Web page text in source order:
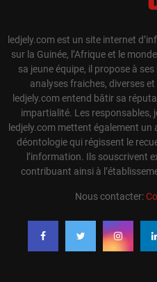
ledjely.com est un site internet
sur la Guinée, l’Afrique et le
sa jeune équipe, il propose à
analyses fraiches, diverses
ledjely.com entend bâtir sa
impartialité. Les responsables,
ledjely.com mettent également un
déontologie qui régissent le
l’information. Ils souscrivent
contribuant ainsi à
Nous contacter: